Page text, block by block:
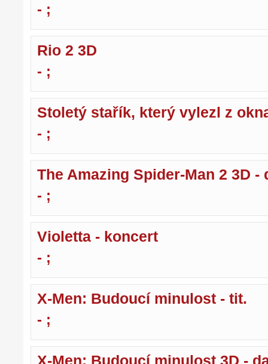
- ;
Rio 2 3D
- ;
Stoletý stařík, který vylezl z
- ;
The Amazing Spider-Man 2 3D -
- ;
Violetta - koncert
- ;
X-Men: Budoucí minulost - tit.
- ;
X-Men: Budoucí minulost 3D -